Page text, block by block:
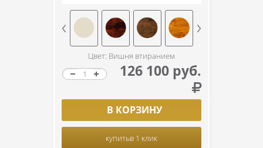
Цвет: Вишня втиранием
126 100 руб.
В КОРЗИНУ
купитьв 1 клик